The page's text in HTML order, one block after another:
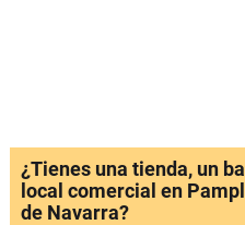
¿Tienes una tienda, un
local comercial en
de Navarra?